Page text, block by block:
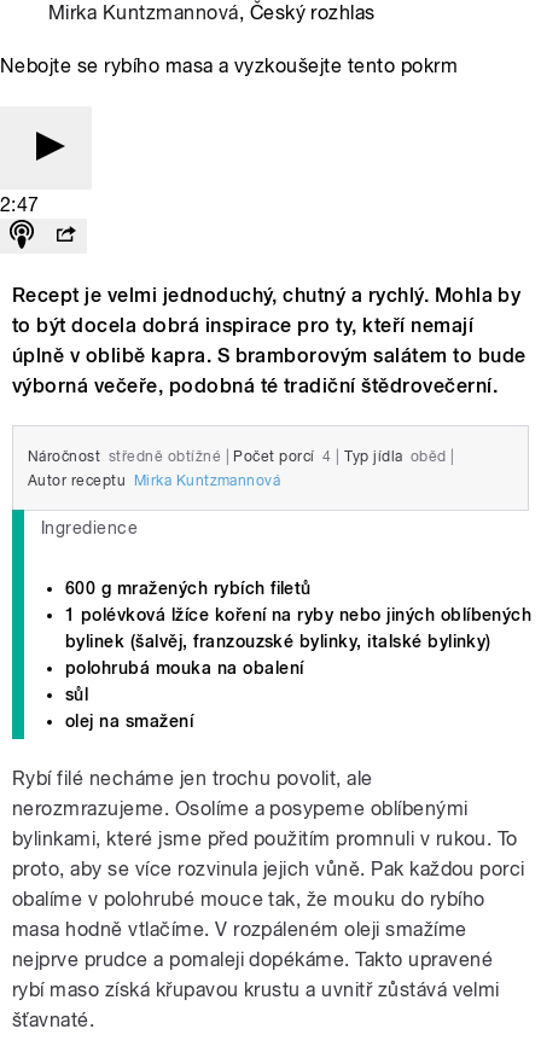
Mirka Kuntzmannová, Český rozhlas
Nebojte se rybího masa a vyzkoušejte tento pokrm
2:47
Recept je velmi jednoduchý, chutný a rychlý. Mohla by
to být docela dobrá inspirace pro ty, kteří nemají
úplně v oblibě kapra. S bramborovým salátem to bude
výborná večeře, podobná té tradiční štědrovečerní.
Náročnost středně obtížné Počet porcí 4 Typ jídla oběd
Autor receptu
Mirka Kuntzmannová
Ingredience
600 g mražených rybích filetů
1 polévková lžíce koření na ryby nebo jiných oblíbených
bylinek (šalvěj, franzouzské bylinky, italské bylinky)
polohrubá mouka na obalení
sůl
olej na smažení
Rybí filé necháme jen trochu povolit, ale
nerozmrazujeme. Osolíme a posypeme oblíbenými
bylinkami, které jsme před použitím promnuli v rukou. To
proto, aby se více rozvinula jejich vůně. Pak každou porci
obalíme v polohrubé mouce tak, že mouku do rybího
masa hodně vtlačíme. V rozpáleném oleji smažíme
nejprve prudce a pomaleji dopékáme. Takto upravené
rybí maso získá křupavou krustu a uvnitř zůstává velmi
šťavnaté.